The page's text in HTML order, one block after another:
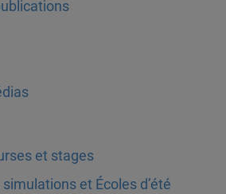
et stages
et Écoles d’été